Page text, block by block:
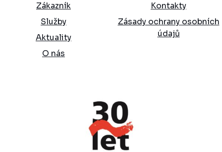
Zákazník
Služby
Aktuality
O nás
Kontakty
Zásady ochrany osobních
údajů